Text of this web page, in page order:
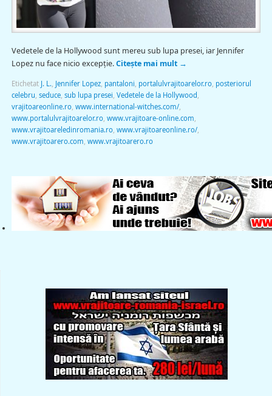
Vedetele de la Hollywood sunt mereu sub lupa presei, iar Jennifer
Lopez nu face nicio excepţie.Citește mai mult →
Etichetat J. L. Jennifer Lopez, pantaloni portalulvrajitoarelor.ro, posteriorul
celebru seduce, sub lupa presei Vedetele de la Hollywood
vrajitoareonline.ro, www.international-witches.com/,
www.portalulvrajitoarelor.ro, www.vrajitoare-online.com
www.vrajitoareledinromania.ro, www.vrajitoareonline.ro/,
www.vrajitoarero.com www.vrajitoarero.ro